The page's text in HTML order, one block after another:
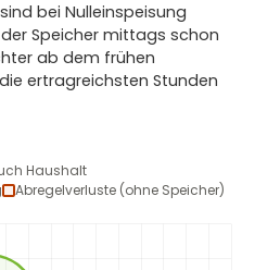
bei Nulleinspeisung
Speicher mittags schon
ab dem frühen
ertragreichsten Stunden
Haushalt
Abregelverluste (ohne Speicher)